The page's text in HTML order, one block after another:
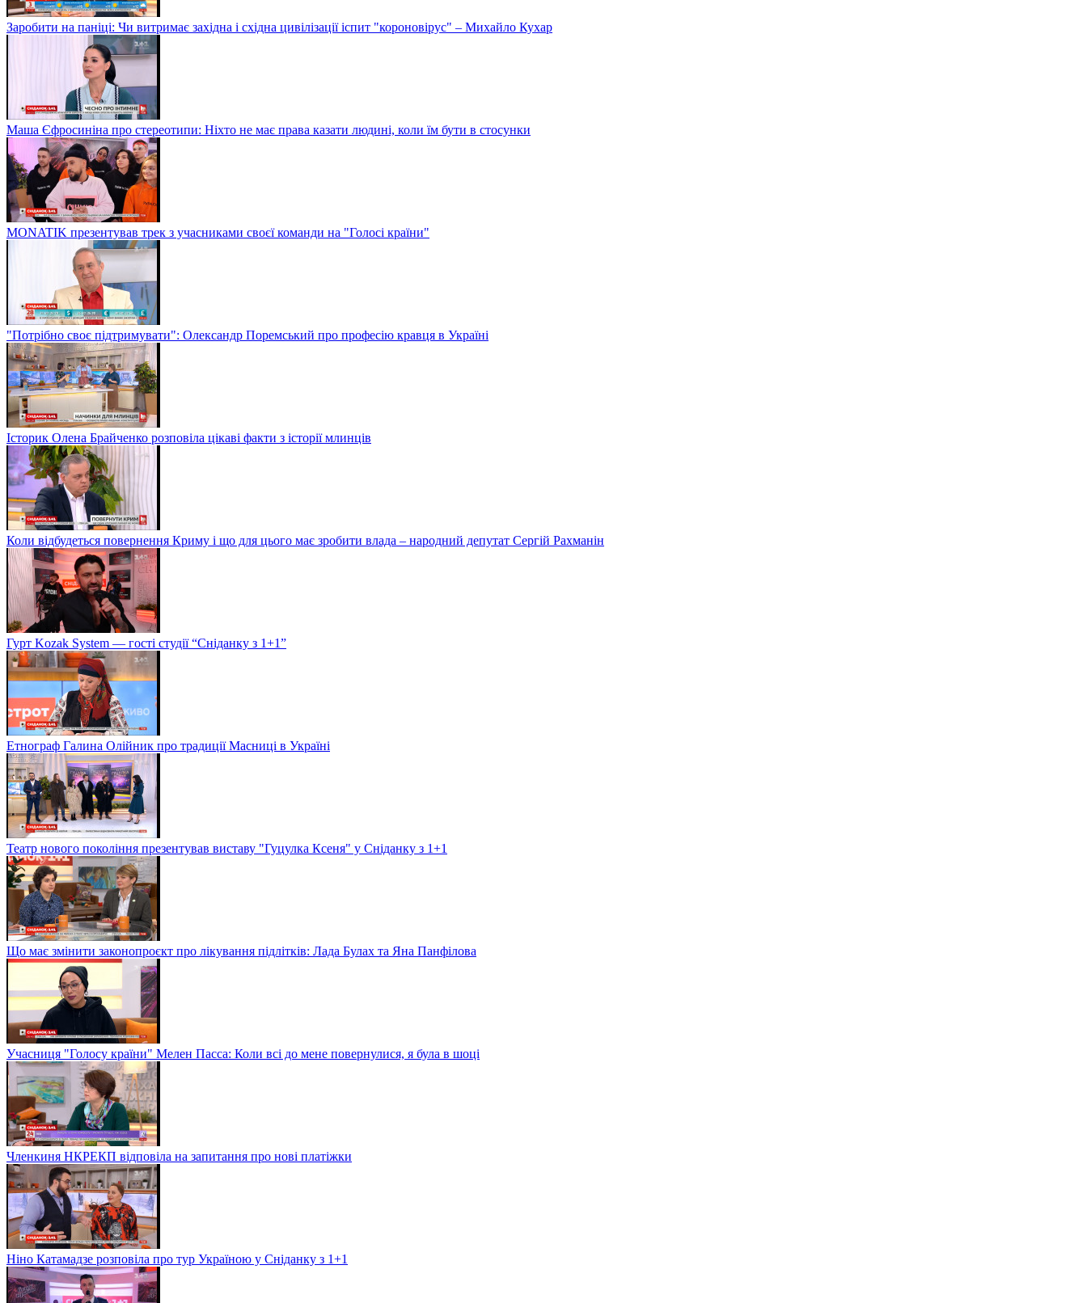
Заробити на паніці: Чи витримає західна і східна цивілізації іспит "короновірус" – Михайло Кухар
Маша Єфросиніна про стереотипи: Ніхто не має права казати людині, коли їм бути в стосунки
MONATIK презентував трек з учасниками своєї команди на "Голосі країни"
"Потрібно своє підтримувати": Олександр Поремський про професію кравця в Україні
Історик Олена Брайченко розповіла цікаві факти з історії млинців
Коли відбудеться повернення Криму і що для цього має зробити влада – народний депутат Сергій Рахманін
Гурт Kozak System — гості студії “Сніданку з 1+1”
Етнограф Галина Олійник про традиції Масниці в Україні
Театр нового покоління презентував виставу "Гуцулка Ксеня" у Сніданку з 1+1
Що має змінити законопроєкт про лікування підлітків: Лада Булах та Яна Панфілова
Учасниця "Голосу країни" Мелен Пасса: Коли всі до мене повернулися, я була в шоці
Членкиня НКРЕКП відповіла на запитання про нові платіжки
Ніно Катамадзе розповіла про тур Україною у Сніданку з 1+1